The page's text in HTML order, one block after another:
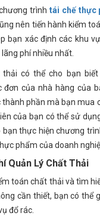
trình tái chế thực
nên tiến hành kiểm
bạn xác định các khu
phí nhiều nhất.
có thể cho bạn
của nhà hàng của
phần mà bạn mua
của bạn có thể sử
bạn thực hiện chương
phẩm của doanh
íQuản Lý Chất Thải
toán chất thải và tìm
cần thiết, bạn có thể
đổ rác.